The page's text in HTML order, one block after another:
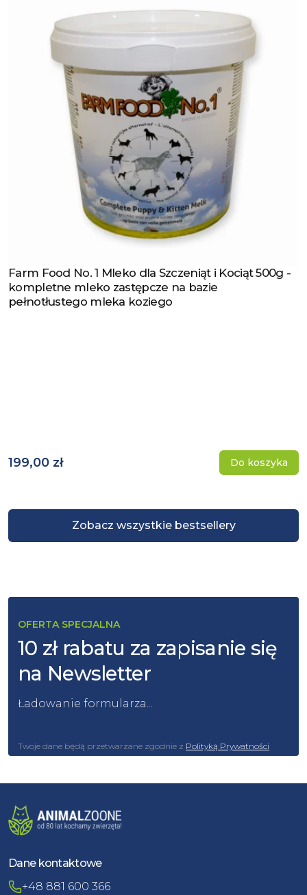
Zobacz wszystkie bestsellery
Zobacz produkt
Farm Food No. 1 Mleko dla Szczeniąt i Kociąt 500g -
kompletne mleko zastępcze na bazie
pełnotłustego mleka koziego
199,00 zł Do koszyka
OFERTA SPECJALNA
10 zł rabatu za zapisanie się
na Newsletter
Ładowanie formularza...
Twoje dane będą przetwarzane zgodnie z Polityką Prywatności
Dane kontaktowe
+48 881 600 366